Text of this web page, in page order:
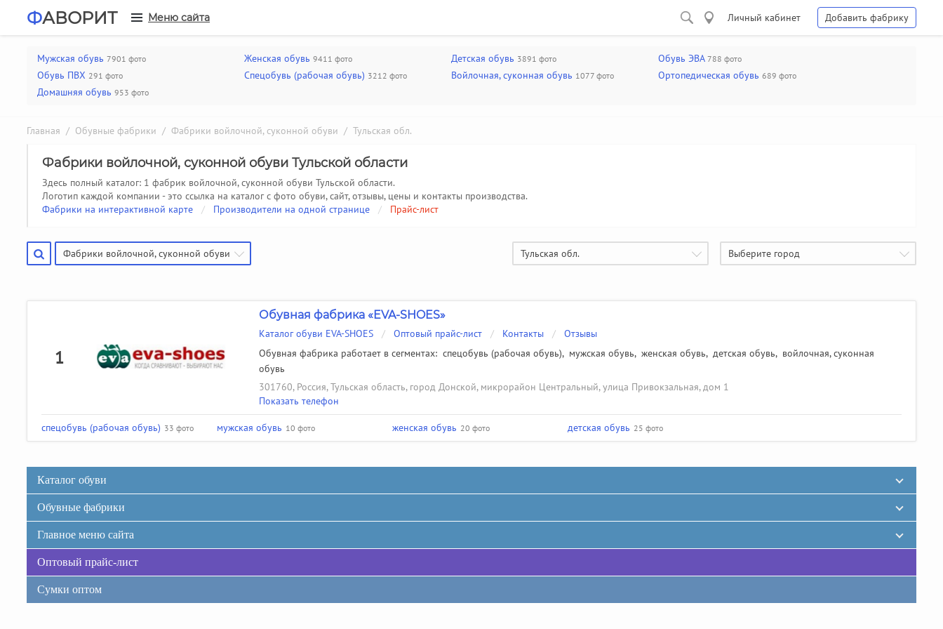
ФАВОРИТ Меню сайта Личный кабинет Добавить фабрику
Мужская обувь 7901 фото Женская обувь 9411 фото Детская обувь 3891 фото Обувь ЭВА 788 фото
Обувь ПВХ 291 фото Спецобувь (рабочая обувь) 3212 фото Войлочная, суконная обувь 1077 фото Ортопедическая обувь 689 фото
Домашняя обувь 953 фото
Главная / Обувные фабрики / Фабрики войлочной, суконной обуви / Тульская обл.
Фабрики войлочной, суконной обуви Тульской области
Здесь полный каталог: 1 фабрик войлочной, суконной обуви Тульской области.
Логотип каждой компании - это ссылка на каталог с фото обуви, сайт, отзывы, цены и контакты производства.
Фабрики на интерактивной карте
/ Производители на одной странице / Прайс-лист
Фабрики войлочной, суконной обуви Тульская обл. Выберите город
1
Обувная фабрика «EVA-SHOES»
Каталог обуви EVA-SHOES / Оптовый прайс-лист / Контакты /
Отзывы
Обувная фабрика работает в сегментах: спецобувь (рабочая обувь), мужская обувь, женская обувь, детская обувь, войлочная, суконная
обувь
301760, Россия, Тульская область, город Донской, микрорайон Центральный, улица Привокзальная, дом 1
Показать телефон
спецобувь (рабочая обувь) 33 фото мужская обувь 10 фото женская обувь 20 фото детская обувь 25 фото
Каталог обуви
Обувные фабрики
Главное меню сайта
Оптовый прайс-лист
Сумки оптом